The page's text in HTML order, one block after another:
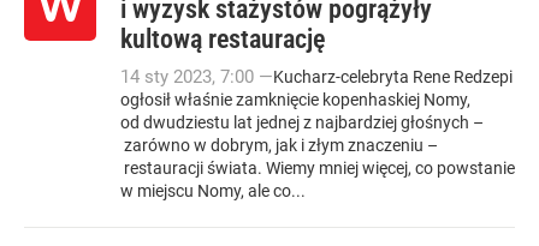
i wyzysk stażystów pogrążyły
kultową restaurację
14 sty 2023, 7:00 —Kucharz-celebryta Rene Redzepi
ogłosił właśnie zamknięcie kopenhaskiej Nomy,
od dwudziestu lat jednej z najbardziej głośnych –
zarówno w dobrym, jak i złym znaczeniu –
restauracji świata. Wiemy mniej więcej, co powstanie
w miejscu Nomy, ale co...